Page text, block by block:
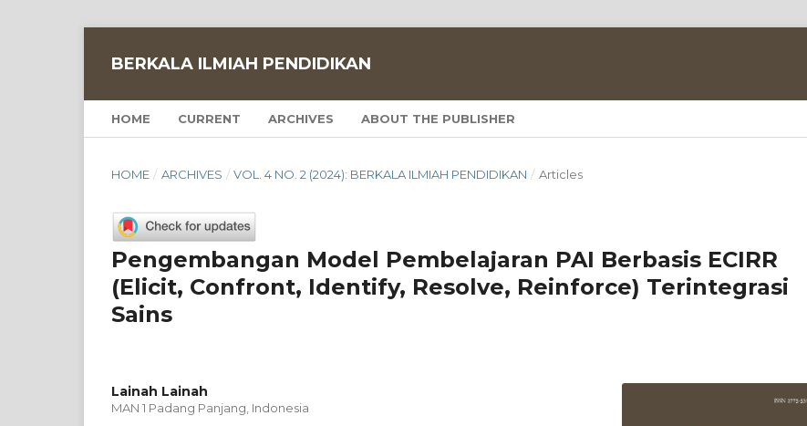
BERKALA ILMIAH PENDIDIKAN
HOME CURRENT ARCHIVES ABOUT THE PUBLISHER
HOME / ARCHIVES / VOL. 4 NO. 2 (2024): BERKALA ILMIAH PENDIDIKAN / Articles
Pengembangan Model Pembelajaran PAI Berbasis ECIRR
(Elicit, Confront, Identify, Resolve, Reinforce) Terintegrasi
Sains
Lainah Lainah
MAN 1 Padang Panjang, Indonesia